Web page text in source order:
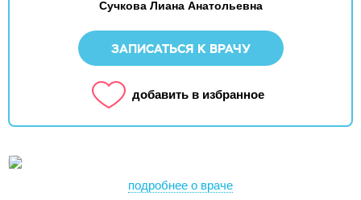
Сучкова Лиана Анатольевна
ЗАПИСАТЬСЯ К ВРАЧУ
добавить в избранное
подробнее о враче